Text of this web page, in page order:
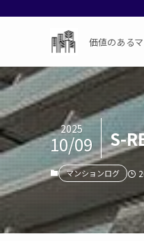
価値のある
S-
2025
10/09
マンションログ